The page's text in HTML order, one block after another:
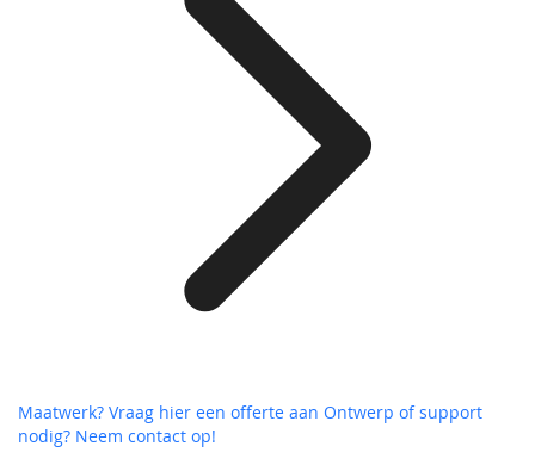
Maatwerk? Vraag hier een offerte aan Ontwerp of support
nodig? Neem contact op!